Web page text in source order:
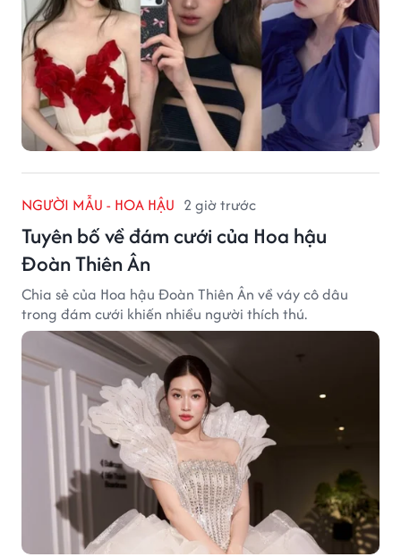
NGƯỜI MẪU - HOA HẬU 2 giờ trước
Tuyên bố về đám cưới của Hoa hậu
Đoàn Thiên Ân
Chia sẻ của Hoa hậu Đoàn Thiên Ân về váy cô dâu
trong đám cưới khiến nhiều người thích thú.